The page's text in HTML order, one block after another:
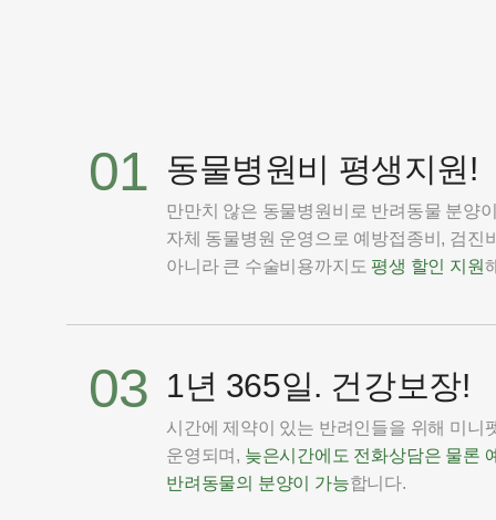
01 동물병원비 평생지원!
만만치 않은 동물병원비로 반려동물 분양
자체 동물병원 운영으로 예방접종비, 검진
아니라 큰 수술비용까지도 평생 할인 지원
03 1년 365일. 건강보장!
시간에 제약이 있는 반려인들을 위해 미니
운영되며, 늦은시간에도 전화상담은 물론
반려동물의 분양이 가능합니다.